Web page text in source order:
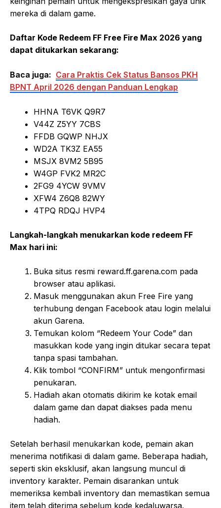
mereka di dalam game.
Daftar Kode Redeem FF Free Fire Max 2026 yang
dapat ditukarkan sekarang:
Baca juga: Cara Praktis Cek Status Bansos PKH
BPNT April 2026 dengan Panduan Lengkap
HHNA T6VK Q9R7
V44Z Z5YY 7CBS
FFDB GQWP NHJX
WD2A TK3Z EA55
MSJX 8VM2 5B95
W4GP FVK2 MR2C
2FG9 4YCW 9VMV
XFW4 Z6Q8 82WY
4TPQ RDQJ HVP4
Langkah-langkah menukarkan kode redeem FF
Max hari ini:
Buka situs resmi reward.ff.garena.com pada
browser atau aplikasi.
Masuk menggunakan akun Free Fire yang
terhubung dengan Facebook atau login melalui
akun Garena.
Temukan kolom “Redeem Your Code” dan
masukkan kode yang ingin ditukar secara tepat
tanpa spasi tambahan.
Klik tombol “CONFIRM” untuk mengonfirmasi
penukaran.
Hadiah akan otomatis dikirim ke kotak email
dalam game dan dapat diakses pada menu
hadiah.
Setelah berhasil menukarkan kode, pemain akan
menerima notifikasi di dalam game. Beberapa hadiah,
seperti skin eksklusif, akan langsung muncul di
inventory karakter. Pemain disarankan untuk
memeriksa kembali inventory dan memastikan semua
item telah diterima sebelum kode kedaluwarsa.